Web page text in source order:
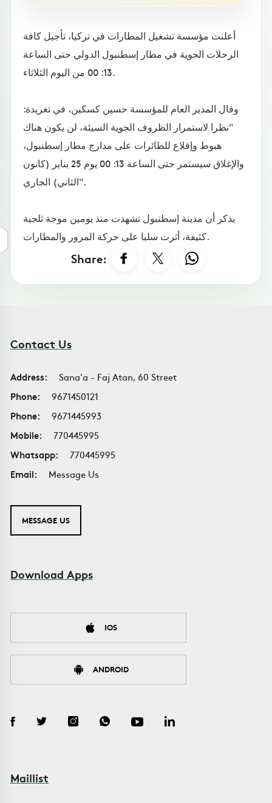
أعلنت مؤسسة تشغيل المطارات في تركيا، تأجيل كافة
الرحلات الجوية في مطار إسطنبول الدولي حتى الساعة
13: 00 من اليوم الثلاثاء.
وقال المدير العام للمؤسسة حسين كسكين، في تغريدة:
"نظرا لاستمرار الظروف الجوية السيئة، لن يكون هناك
هبوط وإقلاع للطائرات على مدارج مطار إسطنبول،
والإغلاق سيستمر حتى الساعة 13: 00 يوم 25 يناير (كانون
الثاني) الجاري".
يذكر أن مدينة إسطنبول تشهدت منذ يومين موجة ثلجية
كثيفة، أثرت سلبا على حركة المرور والمطارات.
Share:
Contact Us
Address:
Sana'a - Faj Atan, 60 Street
Phone:
9671450121
Phone:
9671445993
Mobile:
770445995
Whatsapp:
770445995
Email:
Message Us
MESSAGE US
Download Apps
IOS
ANDROID
Maillist